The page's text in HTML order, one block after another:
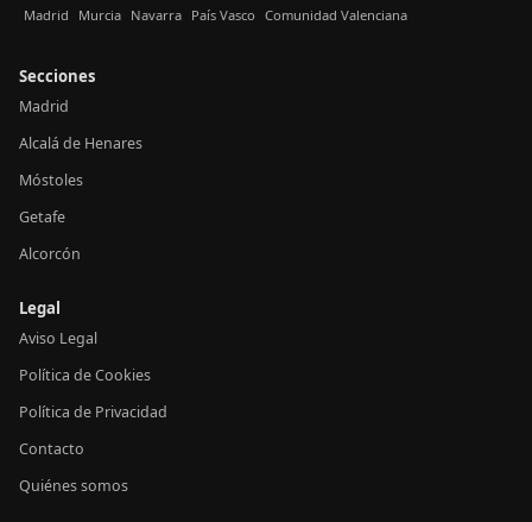
Madrid Murcia Navarra País Vasco Comunidad Valenciana
Secciones
Madrid
Alcalá de Henares
Móstoles
Getafe
Alcorcón
Legal
Aviso Legal
Política de Cookies
Política de Privacidad
Contacto
Quiénes somos